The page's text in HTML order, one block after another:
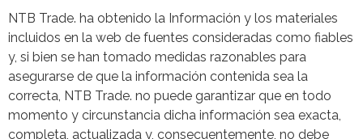
NTB Trade. ha obtenido la Información y los materiales
incluidos en la web de fuentes consideradas como fiables
y, si bien se han tomado medidas razonables para
asegurarse de que la información contenida sea la
correcta, NTB Trade. no puede garantizar que en todo
momento y circunstancia dicha información sea exacta,
completa, actualizada y, consecuentemente, no debe